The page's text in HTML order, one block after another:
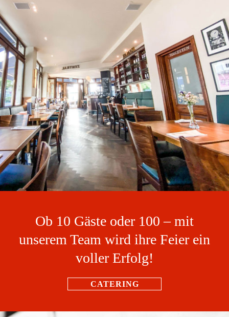
Ob 10 Gäste oder 100 – mit
unserem Team wird ihre Feier ein
voller Erfolg!
CATERING